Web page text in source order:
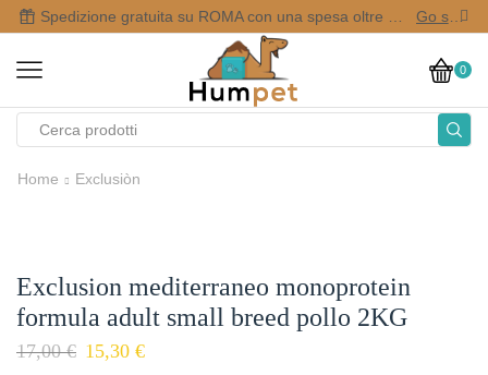
Go shop
0
Home Exclusiòn
Exclusion mediterraneo monoprotein
formula adult small breed pollo 2KG
17,00€ 15,30 €